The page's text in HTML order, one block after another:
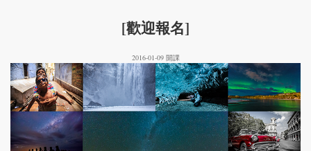
[歡迎報名]
2016-01-09 開課